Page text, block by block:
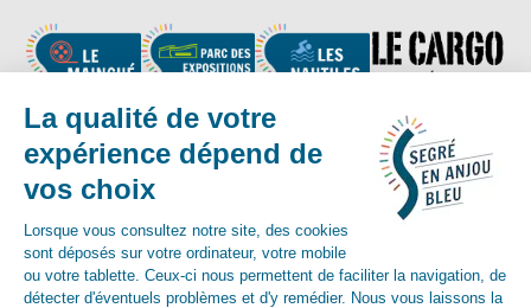
Contact :
02 41 92 17 83
-
contact@segreenanjoubleu.fr
English Allemandespagnol